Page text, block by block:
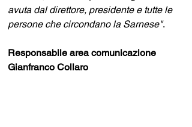
avuta dal direttore, presidente e tutte le
persone che circondano la Sarnese".
Responsabile area comunicazione
Gianfranco Collaro